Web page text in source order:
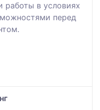
работы в условиях
перед